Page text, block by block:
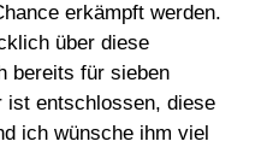
erkämpft werden.
über diese
bereits für sieben
ist entschlossen, diese
ich wünsche ihm viel